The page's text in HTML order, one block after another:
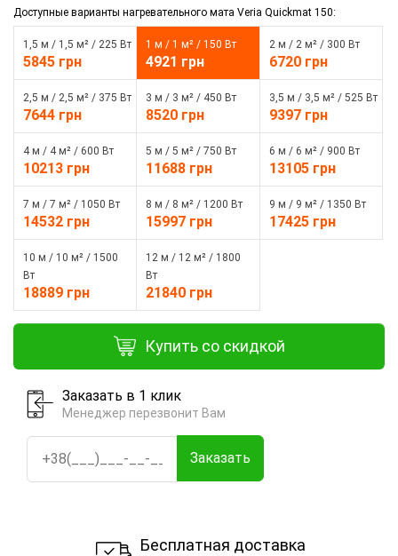
Доступные варианты нагревательного мата Veria Quickmat 150:
1,5 м / 1,5 м² / 225 Вт
5845 грн
1 м / 1 м² / 150 Вт
4921 грн
2 м / 2 м² / 300 Вт
6720 грн
2,5 м / 2,5 м² / 375 Вт
7644 грн
3 м / 3 м² / 450 Вт
8520 грн
3,5 м / 3,5 м² / 525 Вт
9397 грн
4 м / 4 м² / 600 Вт
10213 грн
5 м / 5 м² / 750 Вт
11688 грн
6 м / 6 м² / 900 Вт
13105 грн
7 м / 7 м² / 1050 Вт
14532 грн
8 м / 8 м² / 1200 Вт
15997 грн
9 м / 9 м² / 1350 Вт
17425 грн
10 м / 10 м² / 1500
Вт
18889 грн
12 м / 12 м² / 1800
Вт
21840 грн
Купить со скидкой
Заказать в 1 клик
Менеджер перезвонит Вам
Заказать
Бесплатная доставка